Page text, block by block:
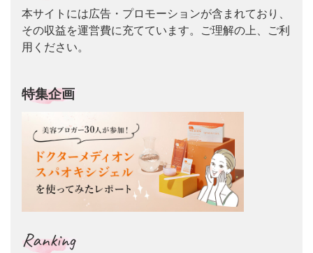
本サイトには広告・プロモーションが含まれており、
その収益を運営費に充てています。ご理解の上、ご利
用ください。
特集企画
Ranking